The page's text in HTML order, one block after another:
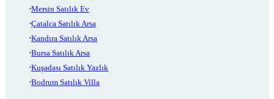
Mersin Satılık Ev
Çatalca Satılık Arsa
Kandıra Satılık Arsa
Bursa Satılık Arsa
Kuşadası Satılık Yazlık
Bodrum Satılık Villa